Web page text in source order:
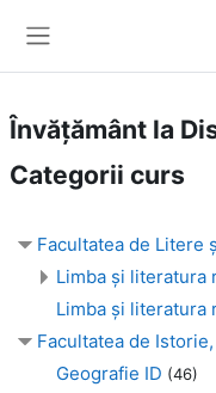
Învățământ la
Categorii curs
Facultatea de Litere
Limba şi literatura
Limba şi literatura
Facultatea de
Geografie ID (46)